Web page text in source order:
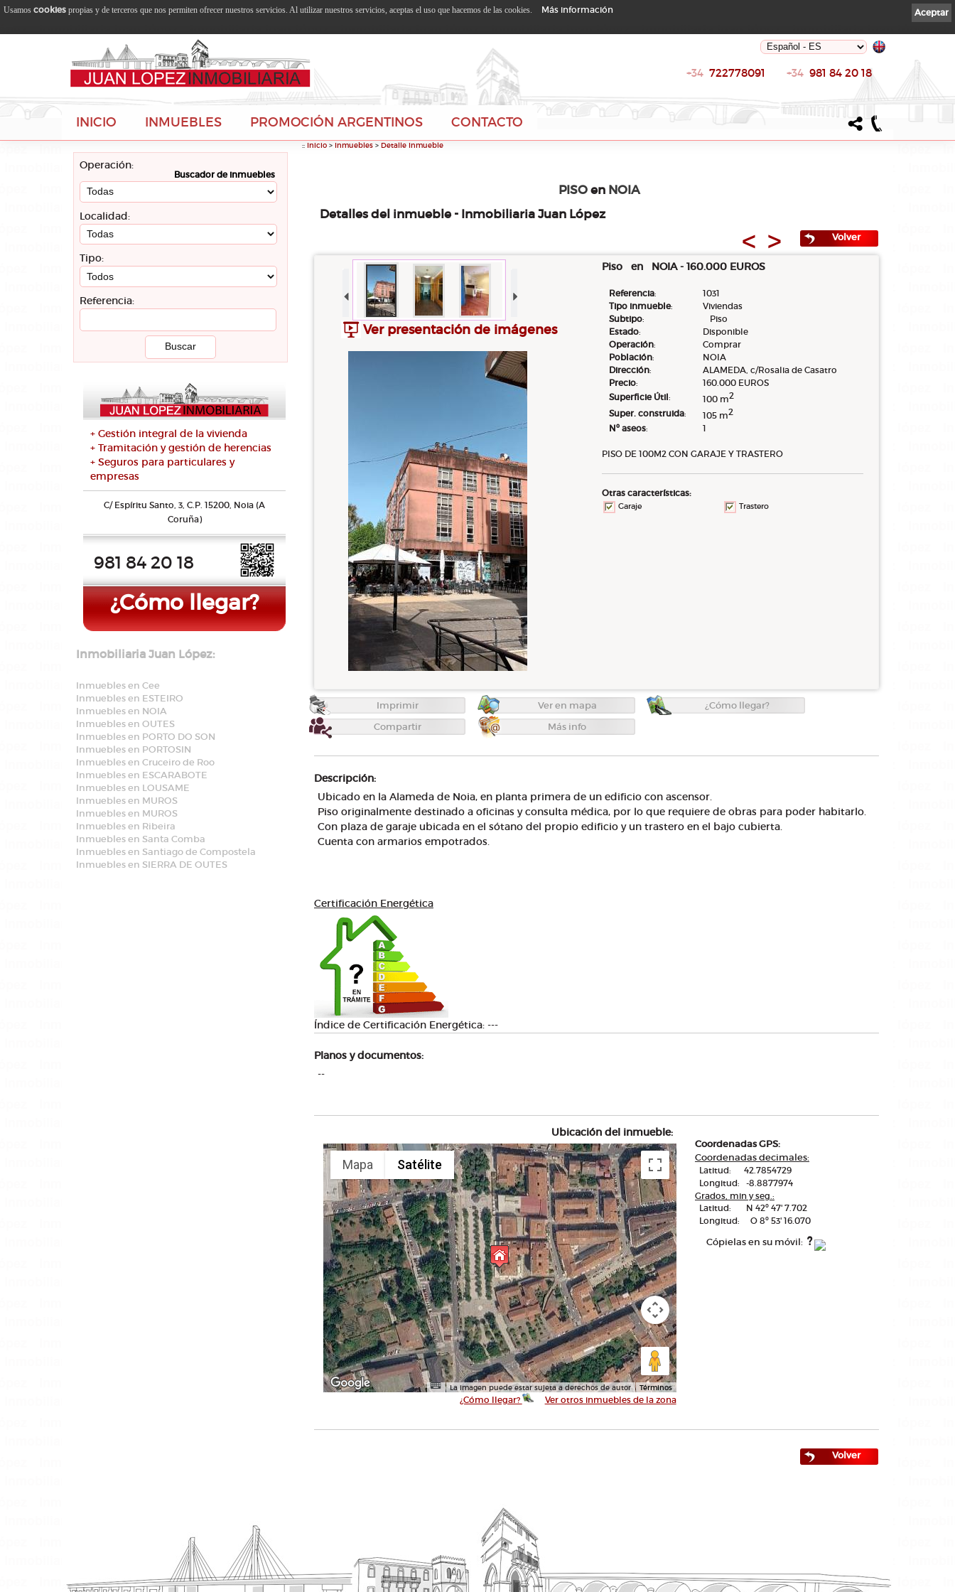
+34 981 84 20 18
+34 722778091
INICIO INMUEBLES PROMOCIÓN ARGENTINOS CONTACTO
Buscador de inmuebles
Operación:
Localidad:
Tipo:
Referencia:
+ Gestión integral de la vivienda
+ Tramitación y gestión de herencias
+ Seguros para particulares y
empresas
C/ Espíritu Santo, 3, C.P. 15200, Noia (A
Coruña)
981 84 20 18
¿Cómo llegar?
Inmobiliaria Juan López:
Inmuebles en Cee
Inmuebles en ESTEIRO
Inmuebles en NOIA
Inmuebles en OUTES
Inmuebles en PORTO DO SON
Inmuebles en PORTOSIN
Inmuebles en Cruceiro de Roo
Inmuebles en ESCARABOTE
Inmuebles en LOUSAME
Inmuebles en MUROS
Inmuebles en MUROS
Inmuebles en Ribeira
Inmuebles en Santa Comba
Inmuebles en Santiago de Compostela
Inmuebles en SIERRA DE OUTES
:: Inicio > Inmuebles > Detalle Inmueble
PISOen NOIA
Detalles del inmueble - Inmobiliaria Juan López
< > Volver
Ver presentación de imágenes
Piso en NOIA - 160.000 EUROS
Referencia:
1031
Tipo inmueble:
Viviendas
Subtipo:
Piso
Estado:
Disponible
Operación:
Comprar
Población:
NOIA
Dirección:
ALAMEDA, c/Rosalia de Casatro
Precio:
160.000 EUROS
Superficie Útil: 100 m2
Super. construida: 105 m2
Nº aseos: 1
PISO DE 100M2 CON GARAJE Y TRASTERO
Otras características:
Garaje Trastero
Imprimir Ver en mapa
¿Cómo llegar?
Compartir
Más info
Descripción:
Ubicado en la Alameda de Noia, en planta primera de un edificio con ascensor.
Piso originalmente destinado a oficinas y consulta médica, por lo que requiere de obras para poder habitarlo.
Con plaza de garaje ubicada en el sótano del propio edificio y un trastero en el bajo cubierta.
Cuenta con armarios empotrados.
Certificación Energética
Índice de Certificación Energética: ---
Planos y documentos:
--
Ubicación del inmueble:
Mapa Satélite
La imagen puede estar sujeta a derechos de autor Términos
¿Cómo llegar? Ver otros inmuebles de la zona
Coordenadas GPS:
Coordenadas decimales:
Latitud: 42.7854729
Longitud: -8.8877974
Grados, min y seg.:
Latitud: N 42º 47' 7.702
Longitud: O 8º 53' 16.070
Cópielas en su móvil: ?
Volver
Aceptar
Usamos cookies propias y de terceros que nos permiten ofrecer nuestros servicios. Al utilizar nuestros servicios, aceptas el uso que hacemos de las cookies. Más información